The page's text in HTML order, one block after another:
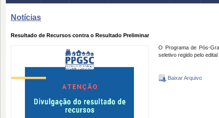
Notícias
Resultado de Recursos contra o Resultado Preliminar
O Programa de Pós-
seletivo regido pelo
Baixar Arquivo